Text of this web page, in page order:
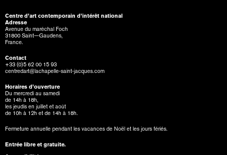
Centre d’art contemporain d’intérêt national
Adresse
Avenue du maréchal Foch
31800 Saint—Gaudens,
France.
Contact
+33 (0)5 62 00 15 93
centredart@lachapelle-saint-jacques.com
Horaires d’ouverture
Du mercredi au samedi
de 14h à 18h,
les jeudis en juillet et août
de 10h à 12h et de 14h à 18h.
Fermeture annuelle pendant les vacances de Noël et les jours fériés.
Entrée libre et gratuite.